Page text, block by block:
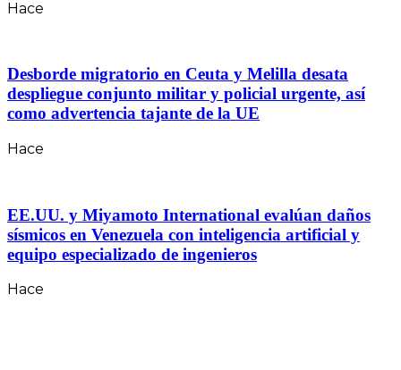
Hace
Desborde migratorio en Ceuta y Melilla desata
despliegue conjunto militar y policial urgente, así
como advertencia tajante de la UE
Hace
EE.UU. y Miyamoto International evalúan daños
sísmicos en Venezuela con inteligencia artificial y
equipo especializado de ingenieros
Hace